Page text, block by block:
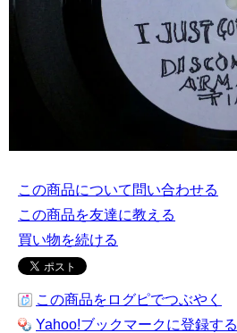
この商品について問い合わせる
この商品を友達に教える
買い物を続ける
この商品をログピでつぶやく
Yahoo!ブックマークに登録する